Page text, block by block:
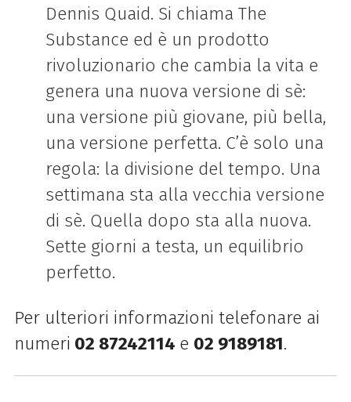
Dennis Quaid. Si chiama The
Substance ed è un prodotto
rivoluzionario che cambia la vita e
genera una nuova versione di sè:
una versione più giovane, più bella,
una versione perfetta. C’è solo una
regola: la divisione del tempo. Una
settimana sta alla vecchia versione
di sè. Quella dopo sta alla nuova.
Sette giorni a testa, un equilibrio
perfetto.
Per ulteriori informazioni telefonare ai
numeri 02 87242114 e 02 9189181.